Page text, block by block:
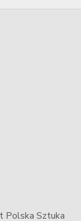
Polska Sztuka